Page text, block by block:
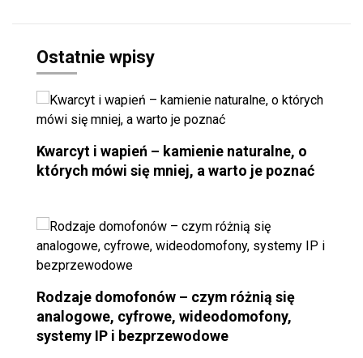
Ostatnie wpisy
Kwarcyt i wapień – kamienie naturalne, o
których mówi się mniej, a warto je poznać
Rodzaje domofonów – czym różnią się
analogowe, cyfrowe, wideodomofony,
systemy IP i bezprzewodowe